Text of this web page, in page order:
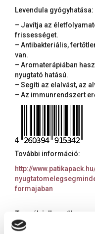
Levendula gyógyhatása:
– Javítja az
frissességet.
– Antibakteriális,
van.
– Aromaterápiában
nyugtató hatású.
– Segíti az elalvást, az
– Az immunrendszert
További információ:
http://
formajaban
Termék jellemzők